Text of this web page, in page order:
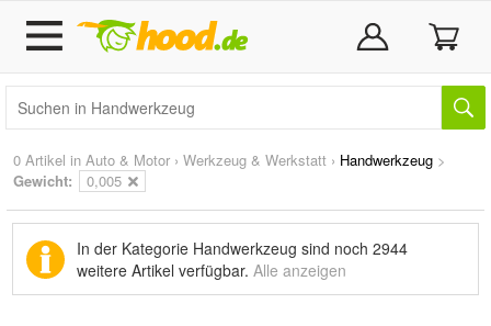
0 Artikel in Auto & Motor › Werkzeug & Werkstatt › Handwerkzeug >
Gewicht:
0,005
In der Kategorie Handwerkzeug sind noch 2944
weitere Artikel verfügbar. Alle anzeigen